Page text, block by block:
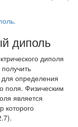
диполь
диполя
определения
поля. Физическим
является
которого